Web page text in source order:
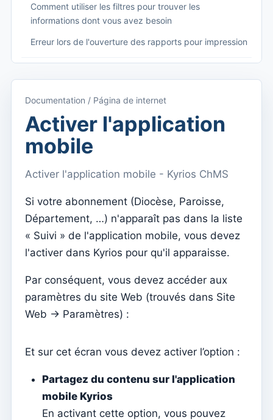
Comment utiliser les filtres pour trouver les
informations dont vous avez besoin
Erreur lors de l'ouverture des rapports pour impression
Accès à la documentation
Menu principal (applications)
Basculer entre les abonnements
Dashboard
Tableau de bord
Menu do utilizador
Paramètres d'abonnement
Changer le mot de passe
Modifier la paroisse
Configurer un compte SMTP pour envoyer des emails
Documentation / Página de internet
Activer l'application
mobile
Activer l'application mobile - Kyrios ChMS
Si votre abonnement (Diocèse, Paroisse,
Département, …) n'apparaît pas dans la liste
« Suivi » de l'application mobile, vous devez
l'activer dans Kyrios pour qu'il apparaisse.
Par conséquent, vous devez accéder aux
paramètres du site Web (trouvés dans Site
Web -> Paramètres) :
Et sur cet écran vous devez activer l’option :
Partagez du contenu sur l'application
mobile Kyrios
En activant cette option, vous pouvez